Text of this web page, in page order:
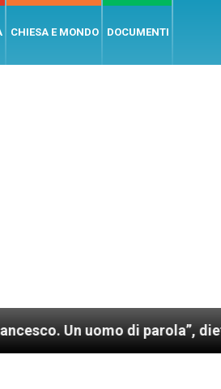
CHIESA E MONDO DOCUMENTI
uomo di parola”, dietro le